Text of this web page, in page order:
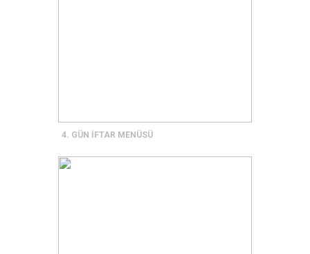
4. GÜN İFTAR MENÜSÜ